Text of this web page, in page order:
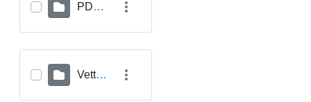
PDF e altri formati
Vettoriali GPKG